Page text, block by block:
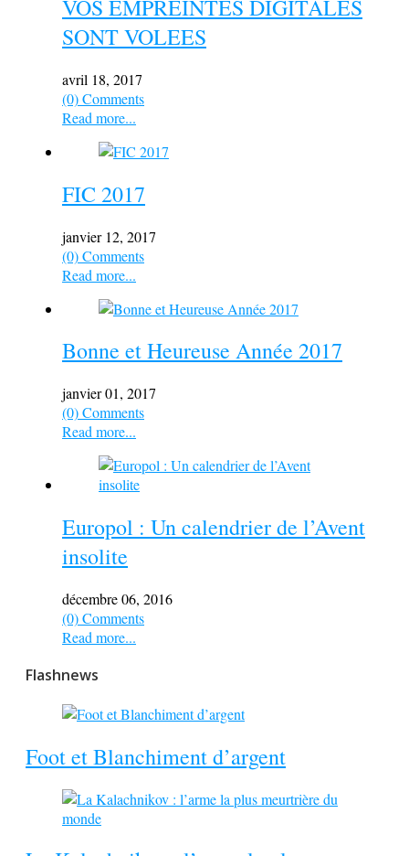
VOS EMPREINTES DIGITALES
SONT VOLEES
avril 18, 2017
(0) Comments
Read more...
FIC 2017
janvier 12, 2017
(0) Comments
Read more...
Bonne et Heureuse Année 2017
janvier 01, 2017
(0) Comments
Read more...
Europol : Un calendrier de l’Avent
insolite
décembre 06, 2016
(0) Comments
Read more...
Flashnews
Foot et Blanchiment d’argent